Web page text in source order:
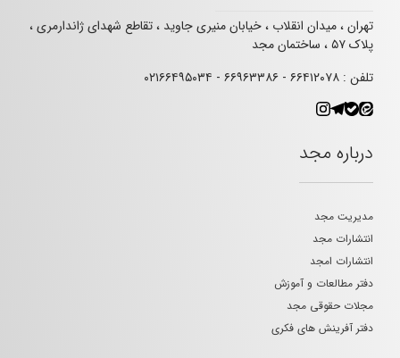
تهران ، میدان انقلاب ، خیابان منیری جاوید ، تقاطع شهدای ژاندارمری ،
پلاک ۵۷ ، ساختمان مجد
تلفن : ۶۶۴۱۲۰۷۸ - ۶۶۹۶۳۳۸۶ - ۰۲۱۶۶۴۹۵۰۳۴
درباره مجد
مدیریت مجد
انتشارات مجد
انتشارات امجد
دفتر مطالعات و آموزش
مجلات حقوقی مجد
دفتر آفرینش های فکری